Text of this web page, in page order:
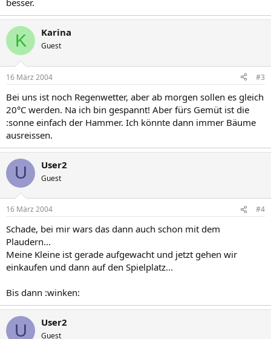
besser.
K Karina
Guest
16 März 2004 #3
Bei uns ist noch Regenwetter, aber ab morgen sollen es gleich
20°C werden. Na ich bin gespannt! Aber fürs Gemüt ist die
:sonne einfach der Hammer. Ich könnte dann immer Bäume
ausreissen.
U User2
Guest
16 März 2004 #4
Schade, bei mir wars das dann auch schon mit dem
Plaudern...
Meine Kleine ist gerade aufgewacht und jetzt gehen wir
einkaufen und dann auf den Spielplatz...
Bis dann :winken:
U User2
Guest